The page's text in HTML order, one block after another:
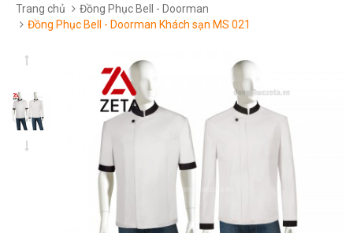
Trang chủ
Đồng Phục Bell - Doorman
Đồng Phục Bell - Doorman Khách sạn MS 021